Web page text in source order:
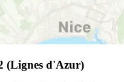
(Lignes d'Azur)